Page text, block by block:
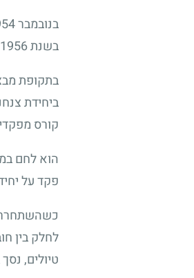
בנובמבר
בשנת1956
בתקופת
ביחידת
קורס
הוא לחם
פקד על
כשהשתחרר
לחלק בין
טיולים,